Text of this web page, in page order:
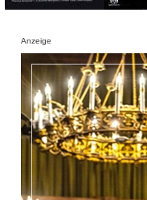
Anzeige